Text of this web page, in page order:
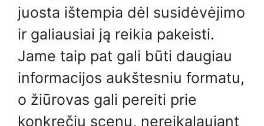
juosta ištempia dėl susidėvėjimo
ir galiausiai ją reikia pakeisti.
Jame taip pat gali būti daugiau
informacijos aukštesniu formatu,
o žiūrovas gali pereiti prie
konkrečių scenų, nereikalaujant